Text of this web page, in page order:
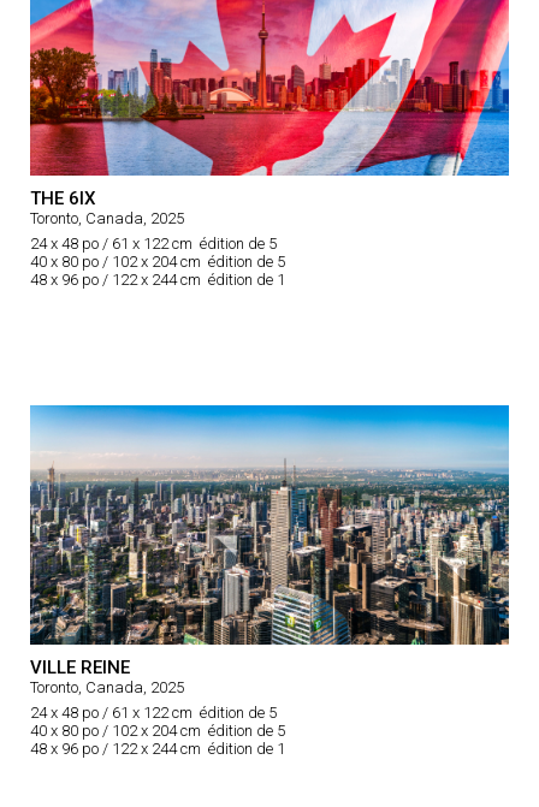
THE 6IX
Toronto, Canada, 2025
24 x 48 po / 61 x 122 cm édition de 5
40 x 80 po / 102 x 204 cm édition de 5
48 x 96 po / 122 x 244 cm édition de 1
VILLE REINE
Toronto, Canada, 2025
24 x 48 po / 61 x 122 cm édition de 5
40 x 80 po / 102 x 204 cm édition de 5
48 x 96 po / 122 x 244 cm édition de 1